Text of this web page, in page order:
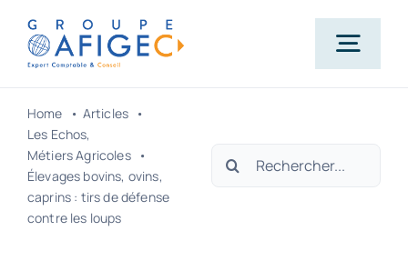
Passer
contenu
Qui-sommes-nous ?
Home
Articles
Les Echos
Métiers Agricoles
Élevages bovins, ovins,
caprins : tirs de défense
contre les loups
Rechercher: